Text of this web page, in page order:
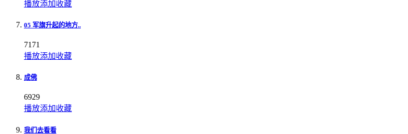
播放添加收藏
05 军旗升起的地方..
7171
播放添加收藏
成佛
6929
播放添加收藏
我们去看看